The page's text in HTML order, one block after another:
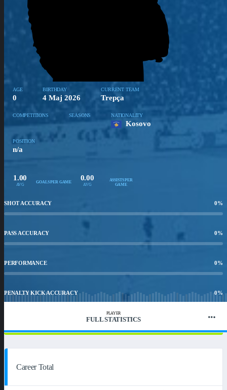
AGE
0
BIRTHDAY
4 Maj 2026
CURRENT TEAM
Trepça
COMPETITIONS SEASONS NATIONALITY
Kosovo
POSITION
n/a
1.00
AVG GOALS PER GAME
0.00
AVG
ASSISTS PER
GAME
SHOT ACCURACY 0%
PASS ACCURACY 0%
PERFORMANCE 0%
PENALTY KICK ACCURACY 0%
PLAYER
FULL STATISTICS
Career Total